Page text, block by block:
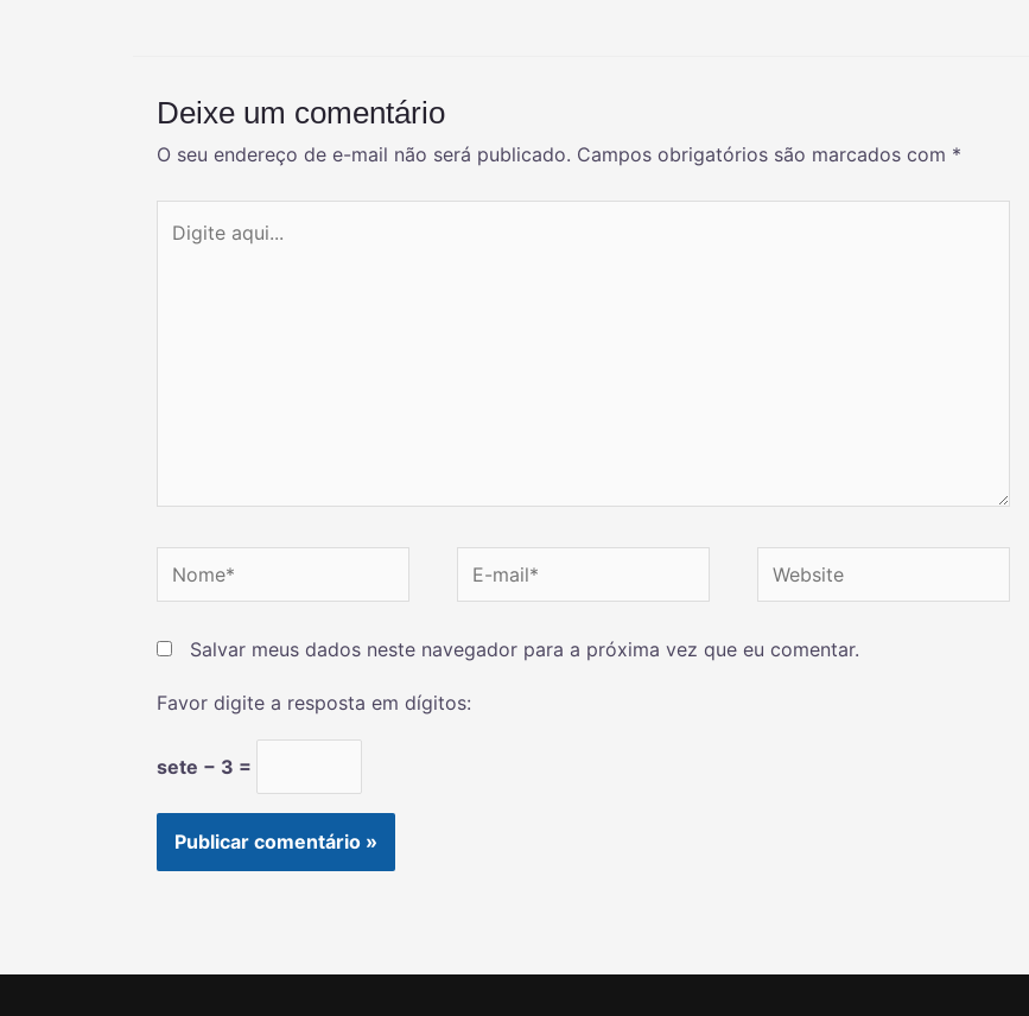
Deixe um comentário
O seu endereço de e-mail não será publicado. Campos obrigatórios são marcados com *
Salvar meus dados neste navegador para a próxima vez que eu comentar.
Favor digite a resposta em dígitos:
sete − 3 =